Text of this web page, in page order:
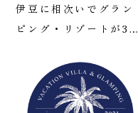
伊豆に相次いでグラン
ピング・リゾートが3施
VIを制作